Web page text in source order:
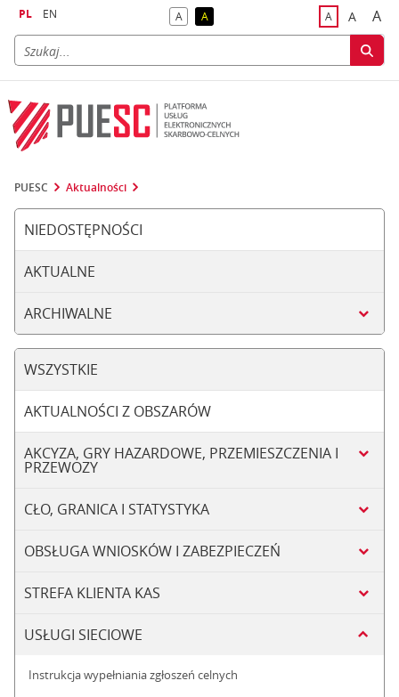
PL EN Akontrast domyślny
Akontrast żółty tekst na czarnym tle
Adomyślna
A A
PUESC Aktualności
NIEDOSTĘPNOŚCI
AKTUALNE
ARCHIWALNE
WSZYSTKIE
AKTUALNOŚCI Z OBSZARÓW
AKCYZA, GRY HAZARDOWE, PRZEMIESZCZENIA I
PRZEWOZY
CŁO, GRANICA I STATYSTYKA
OBSŁUGA WNIOSKÓW I ZABEZPIECZEŃ
STREFA KLIENTA KAS
USŁUGI SIECIOWE
Instrukcja wypełniania zgłoszeń celnych